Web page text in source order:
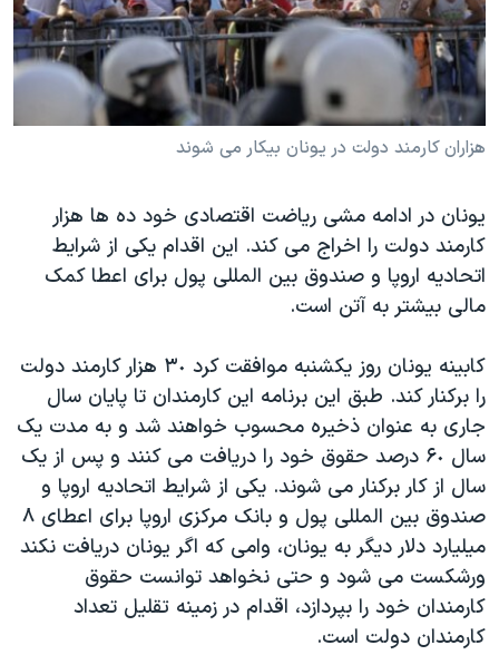
فرهنگ و زندگی
حقوق شهروندی
اقتصادی
علم و فناوری
گالری عکس
آرشیو پخش زنده
مستندها
انتخابات ریاست جمهوری آمریکا ۲۰۲۴
حمله جمهوری اسلامی به اسرائیل
رمز مهسا
اعتراضات زن، زندگی، آزادی
مجموعه مستندهای دادخواهی
تریبونال مردمی آبان ۹۸
چهل سال گروگان‌گیری
قانون شفافیت دارائی کادر رهبری ایران
اعتراضات مردمی آبان ۹۸
اسرائیل در جنگ
نرگس محمدی برنده جایزه نوبل صلح
همایش محافظه‌کاران آمریکا «سی‌پک»
صفحه‌های ویژه
دنبال کنید
هزاران کارمند دولت در يونان بيکار می شوند
يونان در ادامه مشی رياضت اقتصادی خود ده ها هزار
کارمند دولت را اخراج می کند. اين اقدام يکی از شرايط
اتحاديه اروپا و صندوق بين المللی پول برای اعطا کمک
مالی بيشتر به آتن است.
کابينه يونان روز يکشنبه موافقت کرد ٣٠ هزار کارمند دولت
را برکنار کند. طبق اين برنامه اين کارمندان تا پايان سال
جاری به عنوان ذخيره محسوب خواهند شد و به مدت يک
سال ۶٠ درصد حقوق خود را دريافت می کنند و پس از يک
سال از کار برکنار می شوند. يکی از شرايط اتحاديه اروپا و
صندوق بين المللی پول و بانک مرکزی اروپا برای اعطای ۸
ميليارد دلار ديگر به يونان، وامی که اگر يونان دريافت نکند
ورشکست می شود و حتی نخواهد توانست حقوق
کارمندان خود را بپردازد، اقدام در زمينه تقليل تعداد
کارمندان دولت است.